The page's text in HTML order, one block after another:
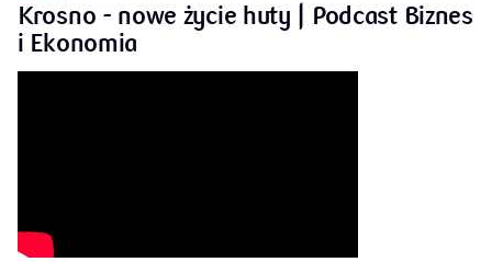
Krosno - nowe życie huty | Podcast Biznes
i Ekonomia